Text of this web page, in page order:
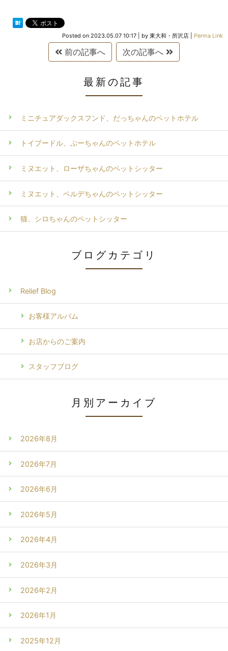
Posted on 2023.05.07 10:17 by 東大和・所沢店 Perma Link
前の記事へ 次の記事へ
最新の記事
ミニチュアダックスフンド、だっちゃんのペットホテル
トイプードル、ぷーちゃんのペットホテル
ミヌエット、ローザちゃんのペットシッター
ミヌエット、ベルデちゃんのペットシッター
猫、シロちゃんのペットシッター
ブログカテゴリ
Relief Blog
お客様アルバム
お店からのご案内
スタッフブログ
月別アーカイブ
2026年8月
2026年7月
2026年6月
2026年5月
2026年4月
2026年3月
2026年2月
2026年1月
2025年12月